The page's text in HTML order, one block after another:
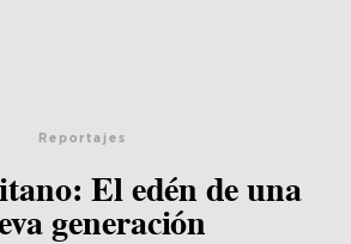
Reportajes
El edén de una
generación